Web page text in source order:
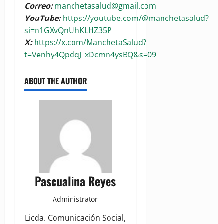
Correo:manchetasalud@gmail.com
YouTube: https://youtube.com/@manchetasalud?
si=n1GXvQnUhKLHZ35P
X:https://x.com/ManchetaSalud?
t=Venhy4QpdqJ_xDcmn4ysBQ&s=09
ABOUT THE AUTHOR
Pascualina Reyes
Administrator
Licda. Comunicación Social,